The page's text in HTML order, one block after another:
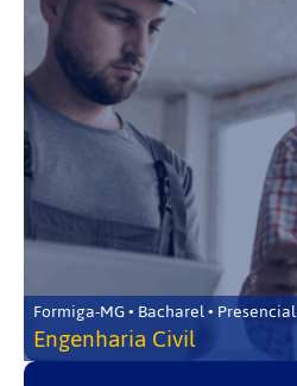
Formiga-MG • Bacharel • Presencial
Engenharia Civil